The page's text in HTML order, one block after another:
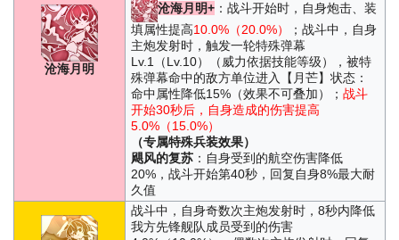
沧海月明
沧海月明+：战斗开始时，自身炮击、装
填属性提高10.0%（20.0%）
；战斗中，自身
主炮发射时，触发一轮特殊弹幕
Lv.1（Lv.10）（威力依据技能等级），被特
殊弹幕命中的敌方单位进入【月芒】状态：
命中属性降低15%（效果不可叠加）； 战斗
开始30秒后，自身造成的伤害提高
5.0%（15.0%）
（专属特殊兵装效果）
飓风的复苏：自身受到的航空伤害降低
20%，战斗开始第40秒，回复自身8%最大耐
久值
战斗中，自身奇数次主炮发射时，8秒内降低
我方先锋舰队成员受到的伤害